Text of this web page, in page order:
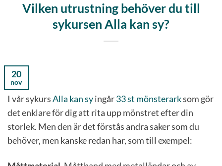
Vilken utrustning behöver du till
sykursen Alla kan sy?
20
nov
I vår sykursAlla kan syingår33 st mönsterarksom gör
det enklare för dig att rita upp mönstret efter din
storlek. Men den är det förstås andra saker som du
behöver, men kanske redan har, som till exempel: